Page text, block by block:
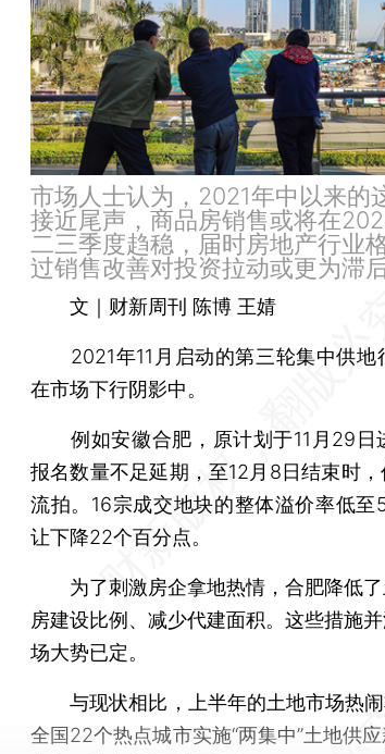
市场人士认为，2021年中以来的
接近尾声，商品房销售或将在
二三季度趋稳，届时房地产行业
过销售改善对投资拉动或更为滞后
文｜财新周刊 陈博 王婧
2021年11月启动的第三轮集中供地
在市场下行阴影中。
例如安徽合肥，原计划于11月29日
报名数量不足延期，至12月8日结束时
流拍。16宗成交地块的整体溢价率低至
让下降22个百分点。
为了刺激房企拿地热情，合肥降低了
房建设比例、减少代建面积。这些措施
场大势已定。
与现状相比，上半年的土地市场热闹
全国22个热点城市实施“两集中”土地供